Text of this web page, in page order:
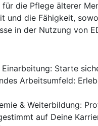
für die Pflege älterer
und die Fähigkeit,
in der Nutzung von
Starte
Arbeitsumfeld:
& Weiterbildung:
auf Deine